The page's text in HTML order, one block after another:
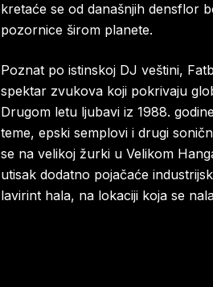
kretaće se od današnjih densflor
pozornice širom planete.
Poznat po istinskoj DJ veštini,
spektar zvukova koji pokrivaju
Drugom letu ljubavi iz 1988.
teme, epski semplovi i drugi
se na velikoj žurki u Velikom
utisak dodatno pojačaće
lavirint hala, na lokaciji koja se